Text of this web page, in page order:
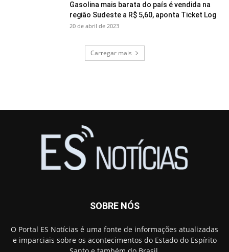
Gasolina mais barata do país é vendida na
região Sudeste a R$ 5,60, aponta Ticket Log
20 de abril de 2023
Carregar mais
SOBRE NÓS
O Portal ES Notícias é uma fonte de informações atualizadas
e imparciais sobre os acontecimentos do Estado do Espírito